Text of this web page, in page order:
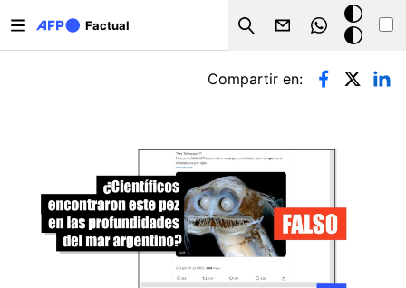
Factual
Search
Modo
oscuro
Solapas principales
Compartir en: